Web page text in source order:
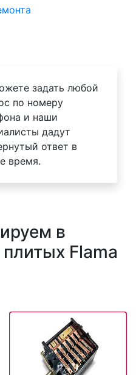
задать любой
по номеру
и наши
дадут
ответ в
время.
в
Flama